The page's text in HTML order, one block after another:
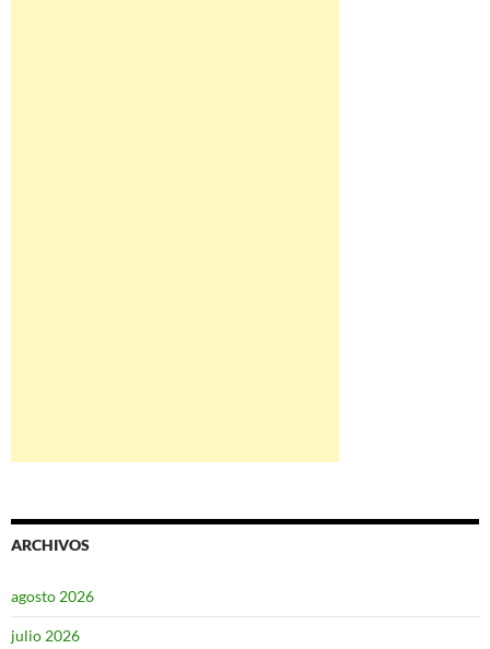
ARCHIVOS
agosto 2026
julio 2026